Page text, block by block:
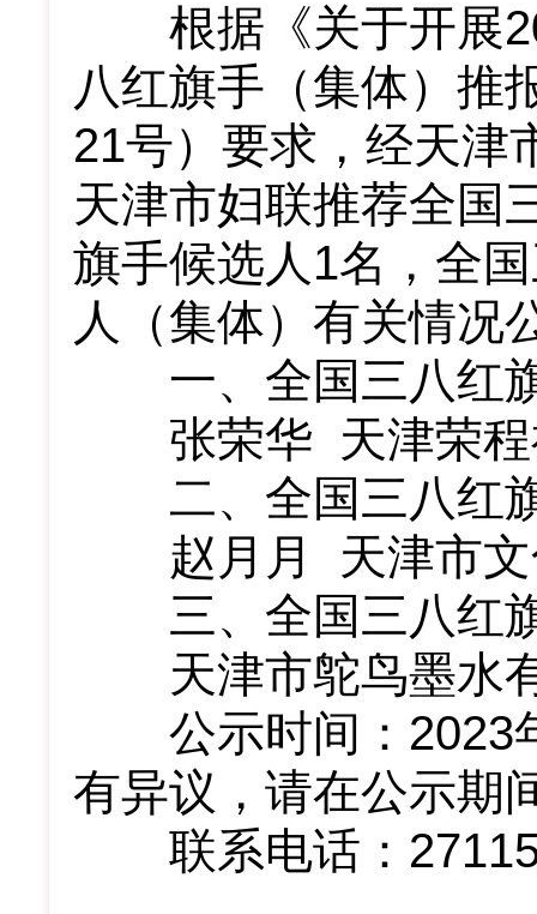
根据《关于开展
八红旗手（集体）推
21号）要求，经天津
天津市妇联推荐全国
旗手候选人1名，全
人
（集体） 有关情况
一、 全国三八红
张荣华 天津荣
二、 全国三八红
赵月月
天津市
三、 全国三八红
天津市鸵鸟墨水
公示时间 ： 2023
有异议， 请在公示期
联系电话：